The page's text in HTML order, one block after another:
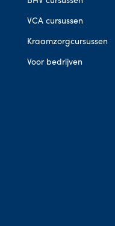
VCA cursussen
Kraamzorgcursussen
Voor bedrijven